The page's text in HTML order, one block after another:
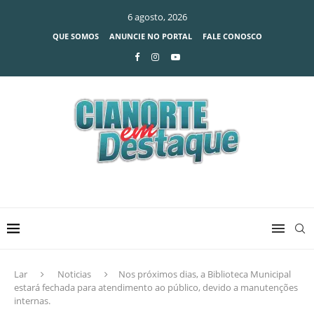
6 agosto, 2026
QUE SOMOS ANUNCIE NO PORTAL FALE CONOSCO
Lar Noticias
Nos próximos dias, a Biblioteca Municipal
estará fechada para atendimento ao público, devido a manutenções
internas.